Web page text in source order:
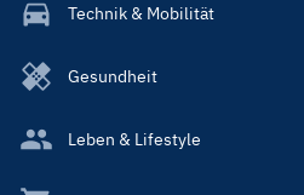
Technik & Mobilität
Gesundheit
Leben & Lifestyle